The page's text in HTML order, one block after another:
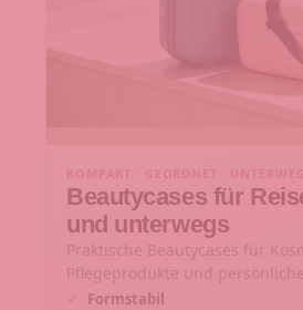
Beautycases für
und unterwegs
Praktische Beautycases für
Pflegeprodukte und
Formstabil